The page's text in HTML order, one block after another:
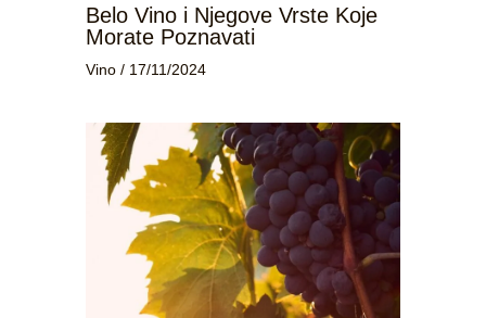
Belo Vino i Njegove Vrste Koje
Morate Poznavati
Vino / 17/11/2024